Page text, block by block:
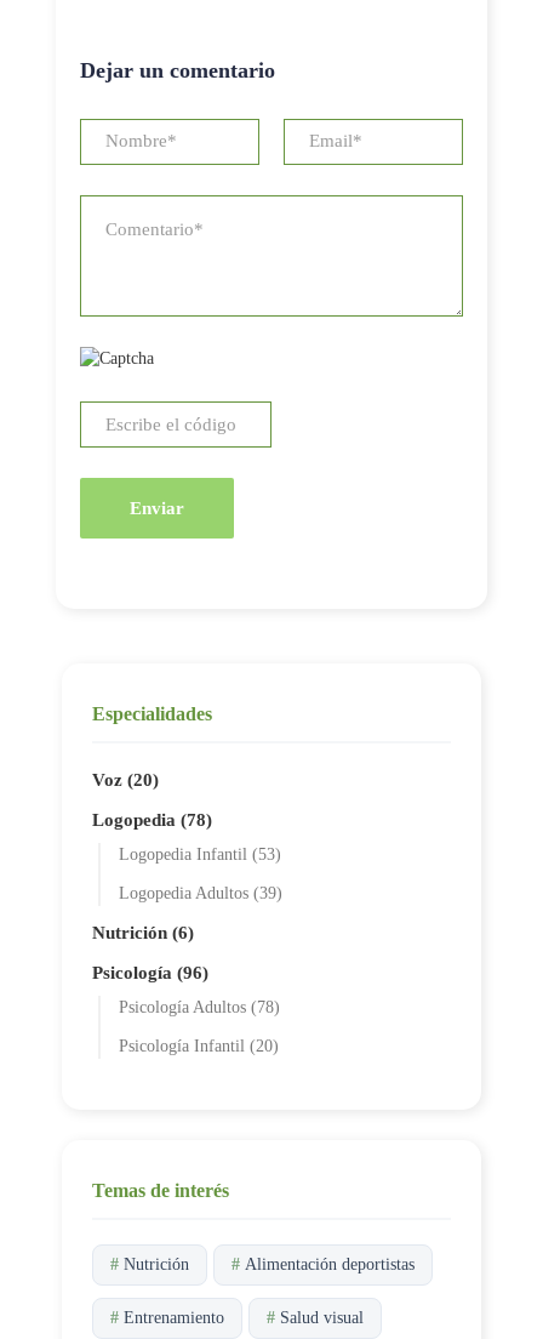
Dejar un comentario
Enviar
Especialidades
Voz (20)
Logopedia (78)
Logopedia Infantil (53)
Logopedia Adultos (39)
Nutrición (6)
Psicología (96)
Psicología Adultos (78)
Psicología Infantil (20)
Temas de interés
# Nutrición # Alimentación deportistas
# Entrenamiento # Salud visual